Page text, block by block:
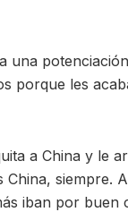
una
porque les
a China y le
siempre.
iban por buen